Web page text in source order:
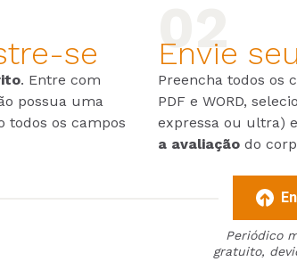
se
. Entre com
possua uma
todos os campos
Envie
Preencha todos os
PDF e WORD,
expressa ou ultra) e
a avaliação do
Periódico
gratuito,